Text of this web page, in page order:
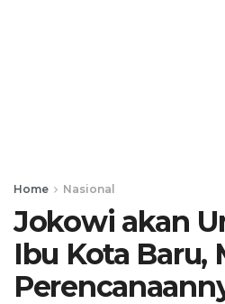
Home Nasional
Jokowi akan
Ibu Kota Baru,